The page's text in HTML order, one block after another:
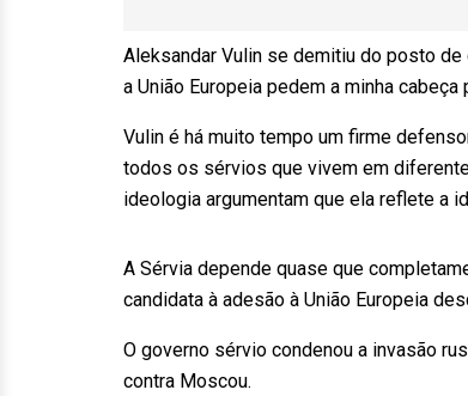
Aleksandar Vulin se demitiu do posto
a União Europeia pedem a minha
Vulin é há muito tempo um firme
todos os sérvios que vivem em
ideologia argumentam que ela reflete a
A Sérvia depende quase que
candidata à adesão à União Europeia
O governo sérvio condenou a invasão
contra Moscou.